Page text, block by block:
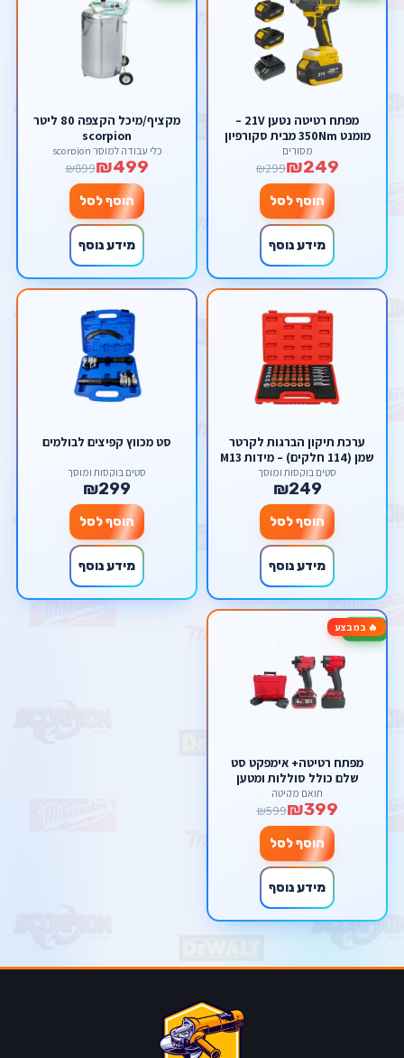
מפתח רטיטה נטען 21V –
מומנט 350Nm מבית סקורפיון
מסורים
₪249
₪299
הוסף לסל
מידע נוסף
מקציף/מיכל הקצפה 80 ליטר
scorpion
כלי עבודה למוסך scorpion
₪499
₪899
הוסף לסל
מידע נוסף
ערכת תיקון הברגות לקרטר
שמן (114 חלקים) – מידות M13
סטים בוקסות ומוסך
₪249
הוסף לסל
מידע נוסף
סט מכווץ קפיצים לבולמים
סטים בוקסות ומוסך
₪299
הוסף לסל
מידע נוסף
🔥 במבצע-33%
מפתח רטיטה+ אימפקט סט
שלם כולל סוללות ומטען
תואם מקיטה
₪399
₪599
הוסף לסל
מידע נוסף